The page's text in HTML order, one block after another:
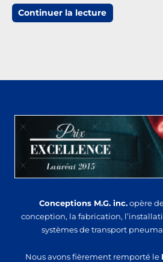
Continuer la lecture
Conceptions M.G. inc.opère
conception, la fabrication,
systèmes de transport
Nous avons fièrement remporté le